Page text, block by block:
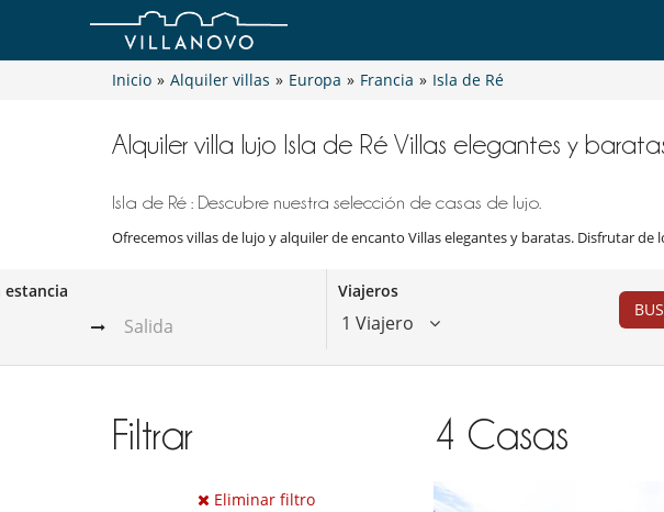
Inicio » Alquiler villas » Europa » Francia » Isla de Ré
Alquiler villa lujo Isla de Ré Villas elegantes y
Isla de Ré : Descubre nuestra selección de casas de lujo.
Ofrecemos villas de lujo y alquiler de encanto Villas elegantes y baratas. Disfrutar de
estancia Viajeros
1 Viajero
Filtrar
Eliminar filtro
4 Casas